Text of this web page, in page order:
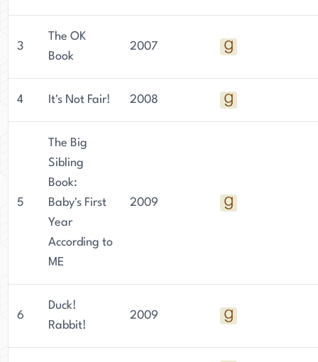
3
The OK
Book
2007
4 It's Not Fair! 2008
5
The Big
Sibling
Book:
Baby's First
Year
According to
ME
2009
6
Duck!
Rabbit!
2009